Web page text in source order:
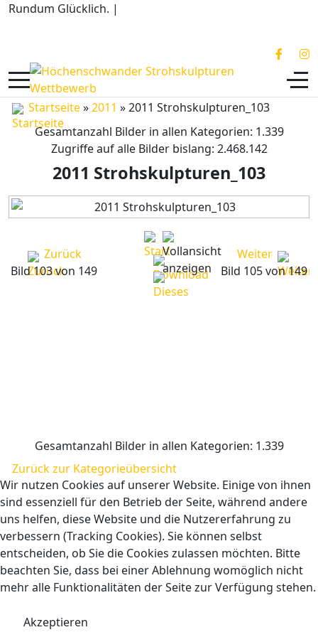
Rundum Glücklich. |
Startseite»2011 » 2011 Strohskulpturen_103
Gesamtanzahl Bilder in allen Kategorien: 1.339
Zugriffe auf alle Bilder bislang: 2.468.142
2011 Strohskulpturen_103
Zurück
Bild 103 von 149
Weiter
Bild 105 von 149
Gesamtanzahl Bilder in allen Kategorien: 1.339
Zurück zur Kategorieübersicht
Wir nutzen Cookies auf unserer Website. Einige von ihnen
sind essenziell für den Betrieb der Seite, während andere
uns helfen, diese Website und die Nutzererfahrung zu
verbessern (Tracking Cookies). Sie können selbst
entscheiden, ob Sie die Cookies zulassen möchten. Bitte
beachten Sie, dass bei einer Ablehnung womöglich nicht
mehr alle Funktionalitäten der Seite zur Verfügung stehen.
Akzeptieren